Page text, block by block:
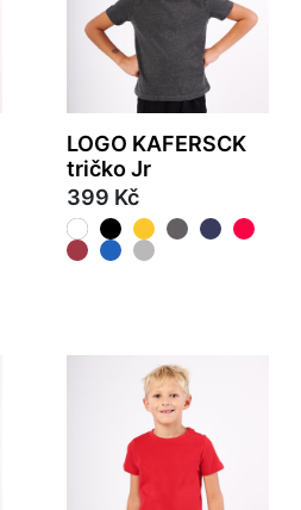
LOGO KAFERSCK
tričko Jr
399 Kč